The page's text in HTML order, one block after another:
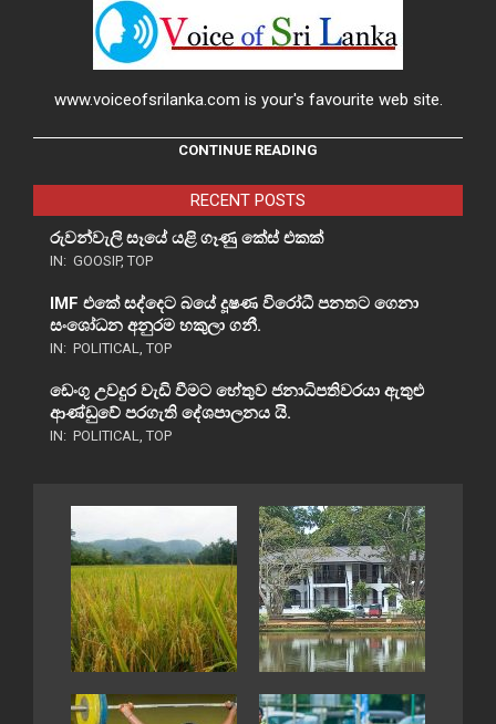
www.voiceofsrilanka.com is your's favourite web site.
CONTINUE READING
RECENT POSTS
රුවන්වැලි සෑයේ යළි ගෑණු කේස් එකක්
IN: GOOSIP, TOP
IMF එකේ සද්දෙට බයේ දූෂණ විරෝධී පනතට ගෙනා
සංශෝධන අනුරම හකුලා ගනී.
IN: POLITICAL, TOP
ඩෙංගු උවදුර වැඩි වීමට හේතුව ජනාධිපතිවරයා ඇතුළු
ආණ්ඩුවේ පරගැති දේශපාලනය යි.
IN: POLITICAL, TOP